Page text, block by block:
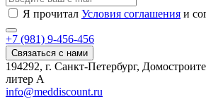
Я прочитал Условия соглашения и
+7 (981) 9-456-456
Связаться с нами
194292, г. Санкт-Петербург,
литер А
info@meddiscount.ru